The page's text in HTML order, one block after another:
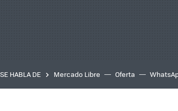
HABLA DE Mercado Libre Oferta